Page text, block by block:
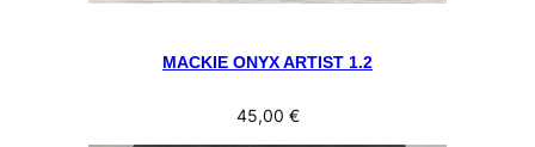
MACKIE ONYX ARTIST 1.2
45,00 €